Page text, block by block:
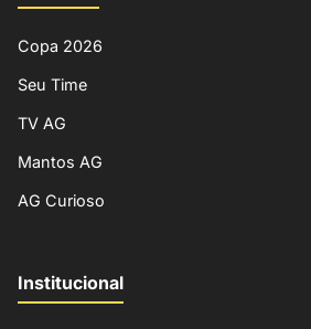
Copa 2026
Seu Time
TV AG
Mantos AG
AG Curioso
Institucional